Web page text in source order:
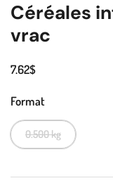
Céréales
vrac
7.62$
Format
0.500 kg